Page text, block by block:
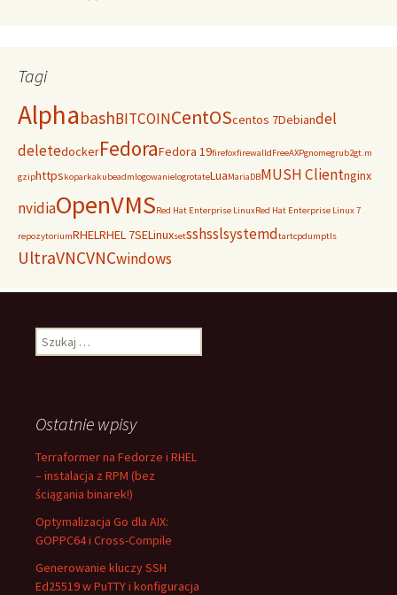
Tagi
AlphabashBITCOINCentOScentos 7Debiandel
deletedockerFedoraFedora 19firefoxfirewalldFreeAXPgnomegrub2gt.m
gziphttpskoparkakubeadmlogowanielogrotateLuaMariaDBMUSH Clientnginx
nvidiaOpenVMSRed Hat Enterprise LinuxRed Hat Enterprise Linux 7
repozytoriumRHELRHEL 7SELinuxsetsshsslsystemdtartcpdumptls
UltraVNCVNCwindows
Szukaj:
Ostatnie wpisy
Terraformer na Fedorze i RHEL
– instalacja z RPM (bez
ściągania binarek!)
Optymalizacja Go dla AIX:
GOPPC64 i Cross-Compile
Generowanie kluczy SSH
Ed25519 w PuTTY i konfiguracja